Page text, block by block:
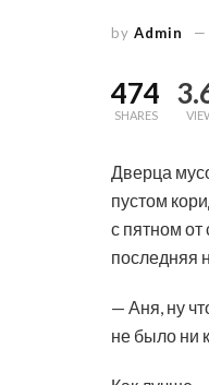
by Admin
474
SHARES
Дверца
пустом
с пятном от
последняя
— Аня, ну
не было ни